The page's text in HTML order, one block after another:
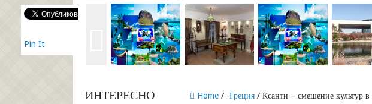
Home / -Греция / Ксанти – смешение культур в
Pin It
ИНТЕРЕСНО